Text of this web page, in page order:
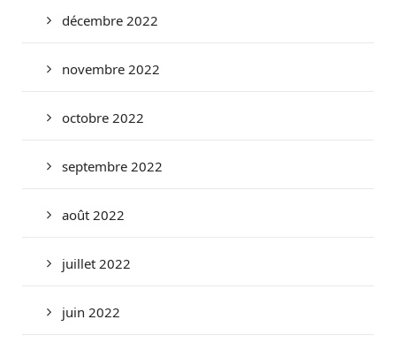
décembre 2022
novembre 2022
octobre 2022
septembre 2022
août 2022
juillet 2022
juin 2022